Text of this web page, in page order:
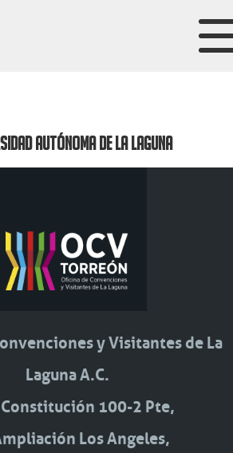
AUTÓNOMA DE LA LAGUNA
y Visitantes de La
Laguna A.C.
100-2 Pte,
Los Angeles,